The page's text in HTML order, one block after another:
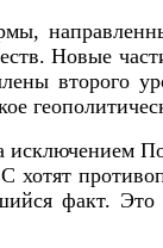
Новые
второго
исключением
хотят
факт. Это